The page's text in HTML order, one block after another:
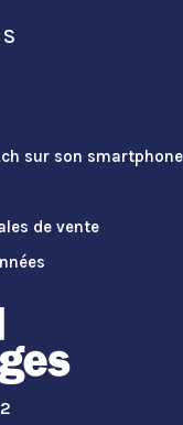
sur son smartphone
de vente